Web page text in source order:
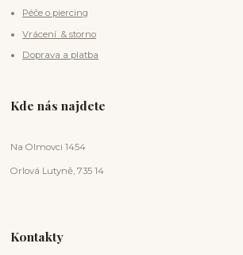
Péče o piercing
Vrácení & storno
Doprava a platba
Kde nás najdete
Na Olmovci 1454
Orlová Lutyně, 735 14
Kontakty